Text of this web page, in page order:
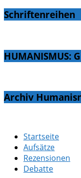
Schriftenreihen
HUMANISMUS:
Archiv
Startseite
Aufsätze
Rezensionen
Debatte